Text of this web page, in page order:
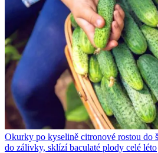
Okurky po kyselině citronové rostou do
do zálivky, sklízí baculaté plody celé léto